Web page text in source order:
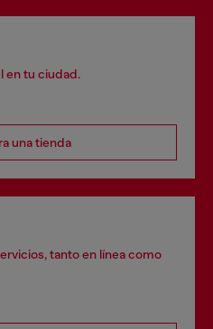
en tu ciudad.
una tienda
tanto en línea como